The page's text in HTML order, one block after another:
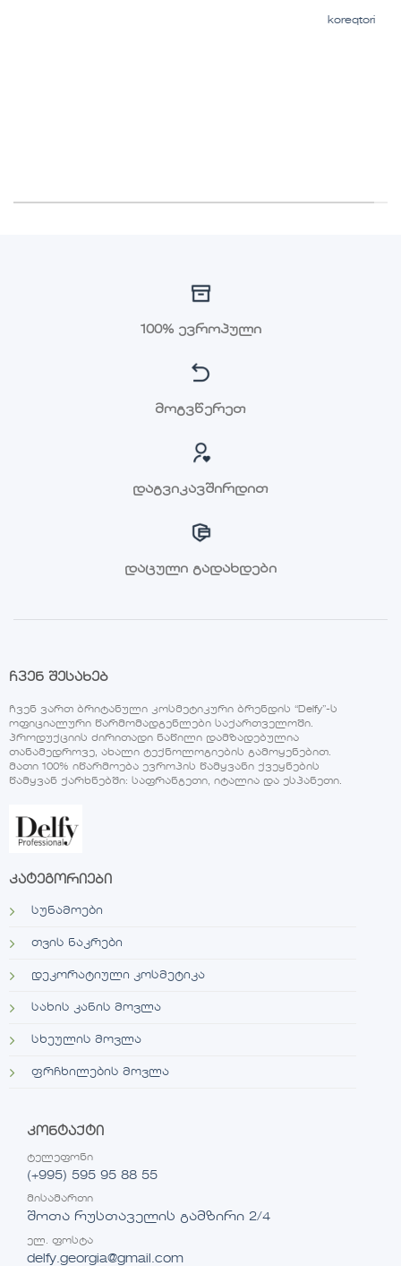
koreqtori
100% ევროპული
მოგვწერეთ
დაგვიკავშირდით
დაცული გადახდები
ჩვენ შესახებ
ჩვენ ვართ ბრიტანული კოსმეტიკური ბრენდის “Delfy”-ს
ოფიციალური წარმომადგენლები საქართველოში.
პროდუქციის ძირითადი ნაწილი დამზადებულია
თანამედროვე, ახალი ტექნოლოგიების გამოყენებით.
მათი 100% იწარმოება ევროპის წამყვანი ქვეყნების
წამყვან ქარხნებში: საფრანგეთი, იტალია და ესპანეთი.
კატეგორიები
სუნამოები
თვის ნაკრები
დეკორატიული კოსმეტიკა
სახის კანის მოვლა
სხეულის მოვლა
ფრჩხილების მოვლა
კონტაქტი
ტელეფონი
(+995) 595 95 88 55
მისამართი
შოთა რუსთაველის გამზირი 2/4
ელ. ფოსტა
delfy.georgia@gmail.com